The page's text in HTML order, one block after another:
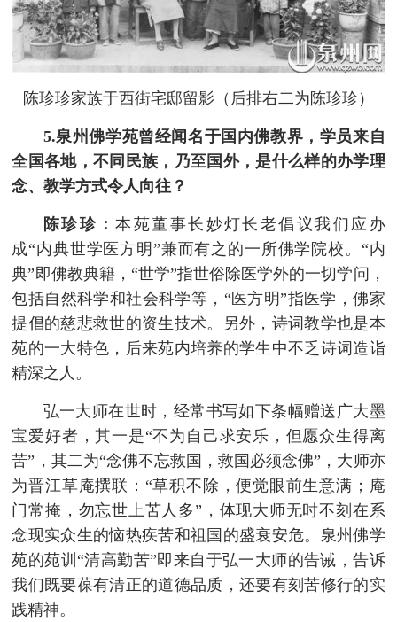
陈珍珍家族于西街宅邸留影（后排右二为陈珍珍）
5.泉州佛学苑曾经闻名于国内佛教界，学员来自
全国各地，不同民族，乃至国外，是什么样的办学理
念、教学方式令人向往？
陈珍珍：本苑董事长妙灯长老倡议我们应办
成“内典世学医方明”兼而有之的一所佛学院校。“内
典”即佛教典籍，“世学”指世俗除医学外的一切学问，
包括自然科学和社会科学等，“医方明”指医学，佛家
提倡的慈悲救世的资生技术。另外，诗词教学也是本
苑的一大特色，后来苑内培养的学生中不乏诗词造诣
精深之人。
弘一大师在世时，经常书写如下条幅赠送广大墨
宝爱好者，其一是“不为自己求安乐，但愿众生得离
苦”，其二为“念佛不忘救国，救国必须念佛”，大师亦
为晋江草庵撰联：“草积不除，便觉眼前生意满；庵
门常掩，勿忘世上苦人多”，体现大师无时不刻在系
念现实众生的恼热疾苦和祖国的盛衰安危。泉州佛学
苑的苑训“清高勤苦”即来自于弘一大师的告诫，告诉
我们既要葆有清正的道德品质，还要有刻苦修行的实
践精神。